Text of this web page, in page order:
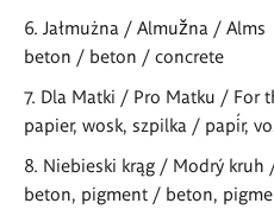
Jałmużna / Almužna / Alms
beton / beton / concrete
Dla Matki / Pro Matku / For
papier, wosk, szpilka / papír,
Niebieski krąg / Modrý kruh
beton, pigment / beton,